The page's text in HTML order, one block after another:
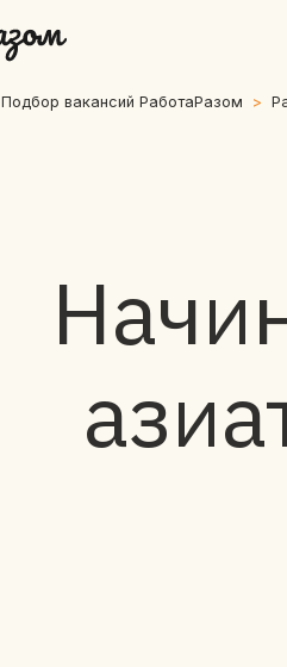
Подбор вакансий РаботаРазом